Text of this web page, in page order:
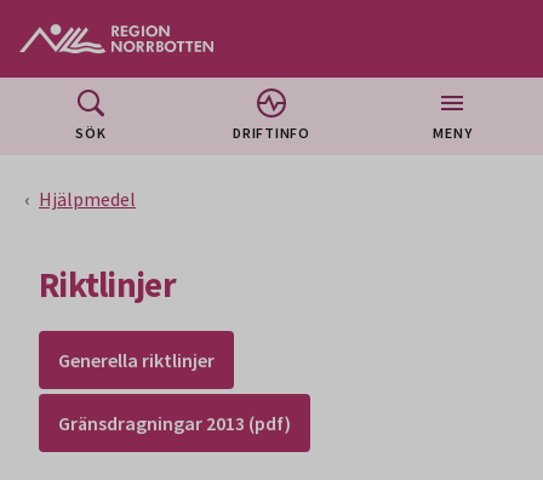
SÖK DRIFTINFO MENY
Hjälpmedel
Riktlinjer
Generella riktlinjer
Gränsdragningar 2013 (pdf)